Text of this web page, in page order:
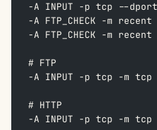
-A INPUT -p tcp --
-A FTP_CHECK -m
-A FTP_CHECK -m
# FTP
-A INPUT -p tcp -m
# HTTP
-A INPUT -p tcp -m